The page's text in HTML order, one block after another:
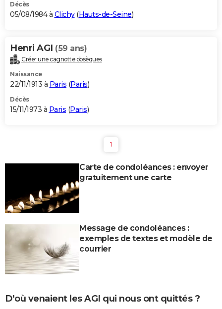
Décès
05/08/1984 à Clichy(Hauts-de-Seine)
Henri AGI (59 ans)
Créer une cagnotte obsèques
Naissance
22/11/1913 à Paris (Paris)
Décès
15/11/1973 à Paris (Paris)
1
Carte de condoléances : envoyer
gratuitement une carte
Message de condoléances :
exemples de textes et modèle de
courrier
D'où venaient les AGI qui nous ont quittés ?